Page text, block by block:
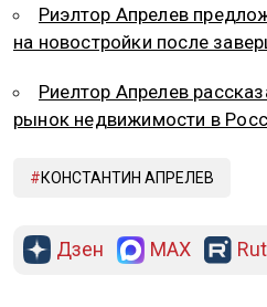
Риэлтор Апрелев
на новостройки после
Риелтор Апрелев
рынок недвижимости в
КОНСТАНТИН АПРЕЛЕВ
Дзен MAX